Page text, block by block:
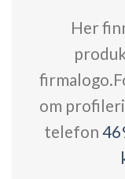
Her
om
telefon